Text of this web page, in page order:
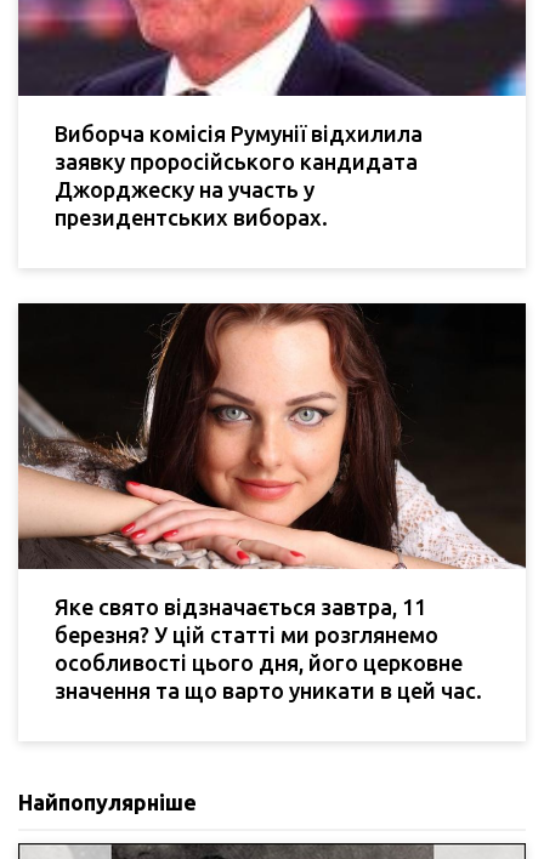
Виборча комісія Румунії відхилила
заявку проросійського кандидата
Джорджеску на участь у
президентських виборах.
Яке свято відзначається завтра, 11
березня? У цій статті ми розглянемо
особливості цього дня, його церковне
значення та що варто уникати в цей час.
Найпопулярніше